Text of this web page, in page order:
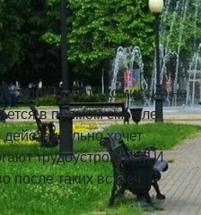
работа комиссии не
в прямом смысле
хочет
трудоустроиться. И
после таких встреч